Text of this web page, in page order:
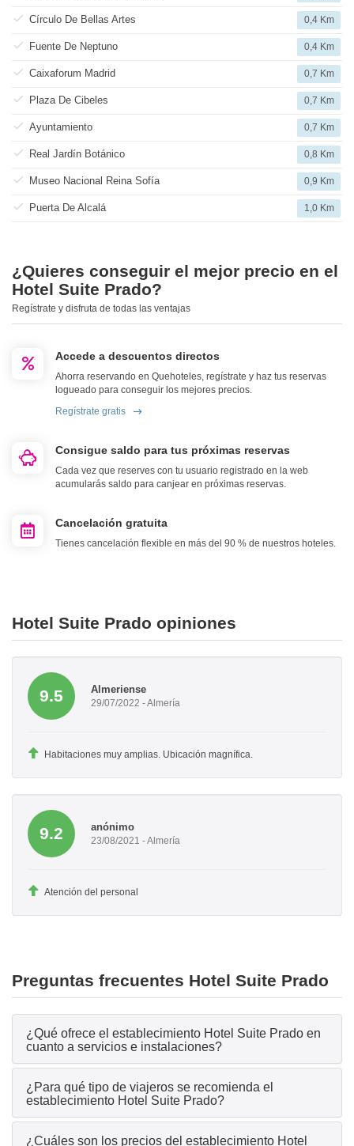
Círculo De Bellas Artes 0,4 Km
Fuente De Neptuno 0,4 Km
Caixaforum Madrid 0,7 Km
Plaza De Cibeles 0,7 Km
Ayuntamiento 0,7 Km
Real Jardín Botánico 0,8 Km
Museo Nacional Reina Sofía 0,9 Km
Puerta De Alcalá 1,0 Km
¿Quieres conseguir el mejor precio en el
Hotel Suite Prado?
Regístrate y disfruta de todas las ventajas
Accede a descuentos directos
Ahorra reservando en Quehoteles, regístrate y haz tus reservas
logueado para conseguir los mejores precios.
Regístrate gratis
Consigue saldo para tus próximas reservas
Cada vez que reserves con tu usuario registrado en la web
acumularás saldo para canjear en próximas reservas.
Cancelación gratuita
Tienes cancelación flexible en más del 90 % de nuestros hoteles.
Hotel Suite Prado opiniones
9.5 Almeriense
29/07/2022 - Almería
Habitaciones muy amplias. Ubicación magnífica.
9.2 anónimo
23/08/2021 - Almería
Atención del personal
Preguntas frecuentes Hotel Suite Prado
¿Qué ofrece el establecimiento Hotel Suite Prado en
cuanto a servicios e instalaciones?
¿Para qué tipo de viajeros se recomienda el
establecimiento Hotel Suite Prado?
¿Cuáles son los precios del establecimiento Hotel